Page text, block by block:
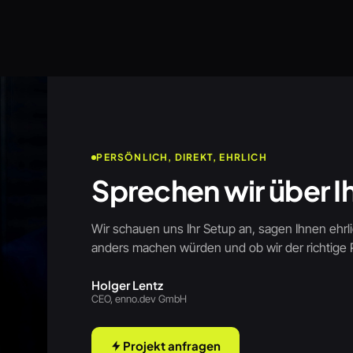
PERSÖNLICH, DIREKT, EHRLICH
Sprechen wir über
Wir schauen uns Ihr Setup an, sagen Ihnen
anders machen würden und ob wir der richtige
Holger Lentz
CEO, enno.dev GmbH
Projekt anfragen